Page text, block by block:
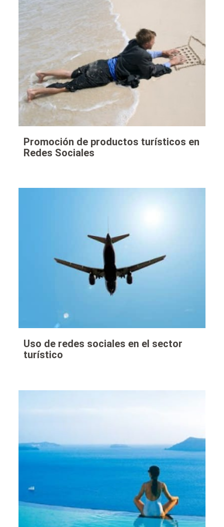
Promoción de productos turísticos en
Redes Sociales
Uso de redes sociales en el sector
turístico